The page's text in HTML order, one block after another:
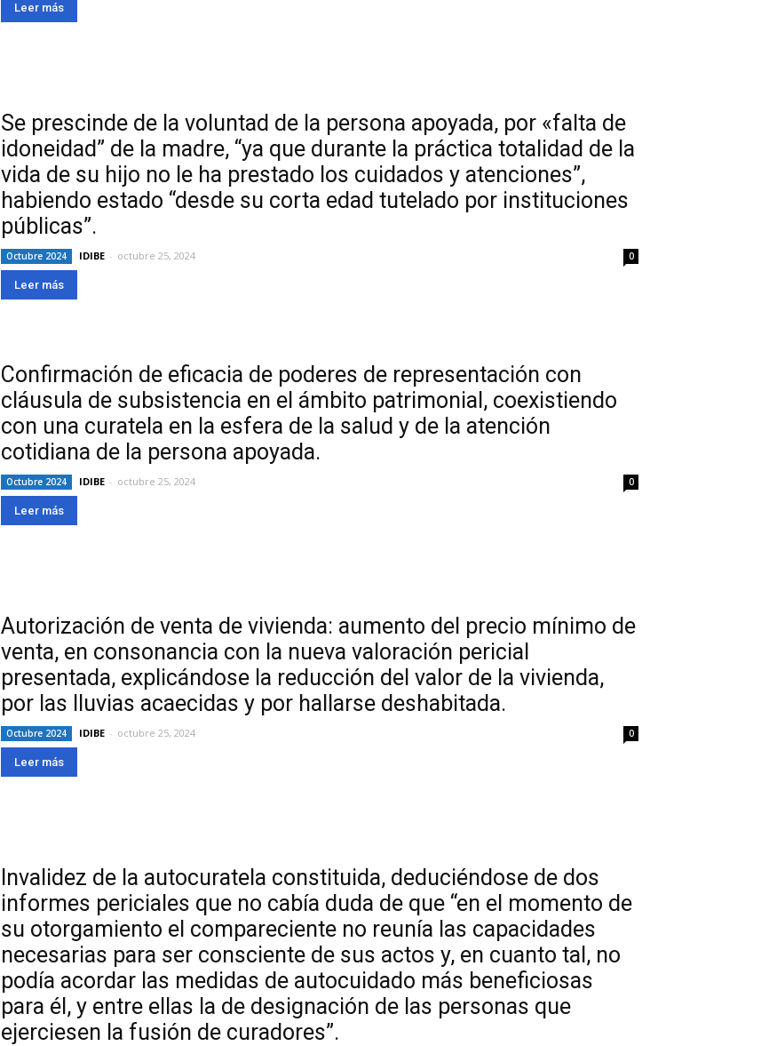
Leer más
Se prescinde de la voluntad de la persona apoyada, por «falta de
idoneidad” de la madre, “ya que durante la práctica totalidad de la
vida de su hijo no le ha prestado los cuidados y atenciones”,
habiendo estado “desde su corta edad tutelado por instituciones
públicas”.
Octubre 2024 IDIBE - octubre 25, 2024 0
Leer más
Confirmación de eficacia de poderes de representación con
cláusula de subsistencia en el ámbito patrimonial, coexistiendo
con una curatela en la esfera de la salud y de la atención
cotidiana de la persona apoyada.
Octubre 2024 IDIBE - octubre 25, 2024 0
Leer más
Autorización de venta de vivienda: aumento del precio mínimo de
venta, en consonancia con la nueva valoración pericial
presentada, explicándose la reducción del valor de la vivienda,
por las lluvias acaecidas y por hallarse deshabitada.
Octubre 2024 IDIBE - octubre 25, 2024 0
Leer más
Invalidez de la autocuratela constituida, deduciéndose de dos
informes periciales que no cabía duda de que “en el momento de
su otorgamiento el compareciente no reunía las capacidades
necesarias para ser consciente de sus actos y, en cuanto tal, no
podía acordar las medidas de autocuidado más beneficiosas
para él, y entre ellas la de designación de las personas que
ejerciesen la fusión de curadores”.